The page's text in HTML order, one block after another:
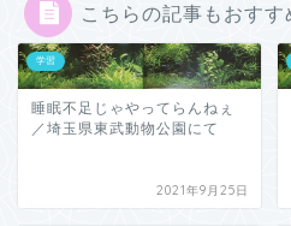
こちらの記事もおすす
学習
睡眠不足じゃやってらんねぇ
／埼玉県東武動物公園にて
2021年9月25日